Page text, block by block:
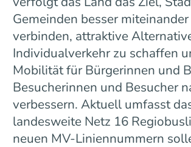
Gemeinden besser miteinander
verbinden, attraktive
Individualverkehr zu schaffen
Mobilität für Bürgerinnen und
Besucherinnen und Besucher
verbessern. Aktuell umfasst
landesweite Netz 16
neuen MV-Liniennummern